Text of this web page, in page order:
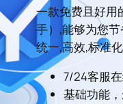
一款免费且好用
手）,能够为您
统一,高效,标准
7/24客服
基础功能